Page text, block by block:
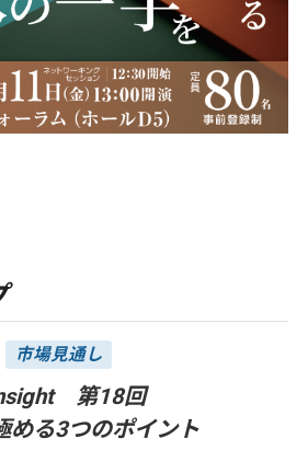
市場見通し
第18回
める3つのポイント